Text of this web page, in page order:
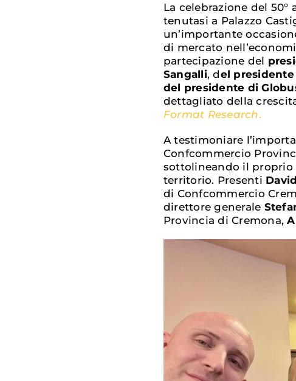
La celebrazione del
tenutasi a Palazzo
un’importante
di mercato
partecipazione del
Sangalli, del
del presidente di
dettagliato della
Format Research.
A testimoniare
Confcommercio
sottolineando il proprio
territorio. Presenti
di Confcommercio
direttore generale
Provincia di Cremona,